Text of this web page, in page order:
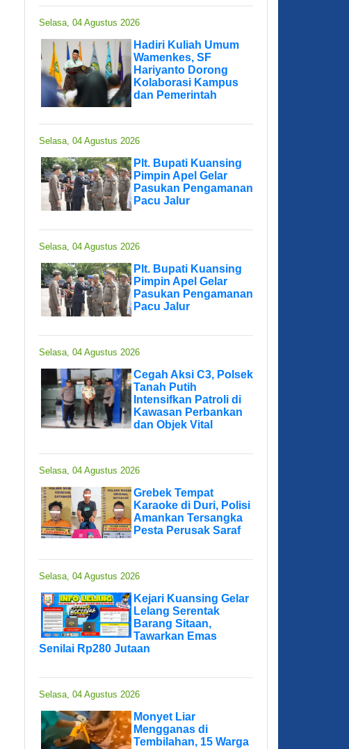
Selasa, 04 Agustus 2026
Hadiri Kuliah Umum
Wamenkes, SF
Hariyanto Dorong
Kolaborasi Kampus
dan Pemerintah
Selasa, 04 Agustus 2026
Plt. Bupati Kuansing
Pimpin Apel Gelar
Pasukan Pengamanan
Pacu Jalur
Selasa, 04 Agustus 2026
Plt. Bupati Kuansing
Pimpin Apel Gelar
Pasukan Pengamanan
Pacu Jalur
Selasa, 04 Agustus 2026
Cegah Aksi C3, Polsek
Tanah Putih
Intensifkan Patroli di
Kawasan Perbankan
dan Objek Vital
Selasa, 04 Agustus 2026
Grebek Tempat
Karaoke di Duri, Polisi
Amankan Tersangka
Pesta Perusak Saraf
Selasa, 04 Agustus 2026
Kejari Kuansing Gelar
Lelang Serentak
Barang Sitaan,
Tawarkan Emas
Senilai Rp280 Jutaan
Selasa, 04 Agustus 2026
Monyet Liar
Mengganas di
Tembilahan, 15 Warga